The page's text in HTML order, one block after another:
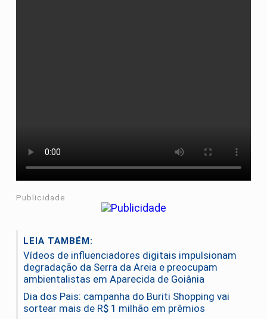
Publicidade
LEIA TAMBÉM:
Vídeos de influenciadores digitais impulsionam
degradação da Serra da Areia e preocupam
ambientalistas em Aparecida de Goiânia
Dia dos Pais: campanha do Buriti Shopping vai
sortear mais de R$ 1 milhão em prêmios